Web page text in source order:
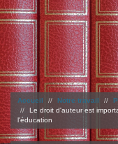
Accueil Notre travail
Le droit d'auteur est
l'éducation